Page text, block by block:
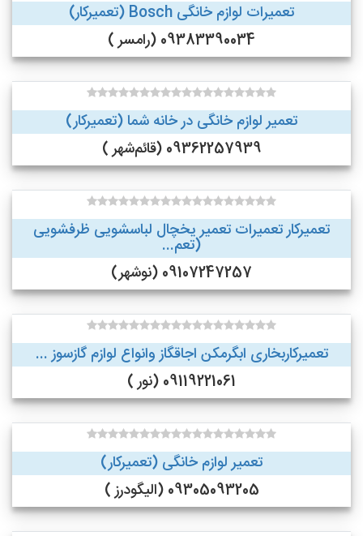
تعمیرات لوازم خانگی Bosch (تعمیرکار)
09383390034 (رامسر )
تعمیر لوازم خانگی در خانه شما (تعمیرکار)
09362257939 (قائم‌شهر )
تعمیرکار تعمیرات تعمیر یخچال لباسشویی ظرفشویی
(تعم...
09107247257 (نوشهر)
تعمیرکاربخاری ابگرمکن اجاقگاز وانواع لوازم گازسوز ...
09119221061 (نور )
تعمیر لوازم خانگی (تعمیرکار)
09305093205 (الیگودرز )